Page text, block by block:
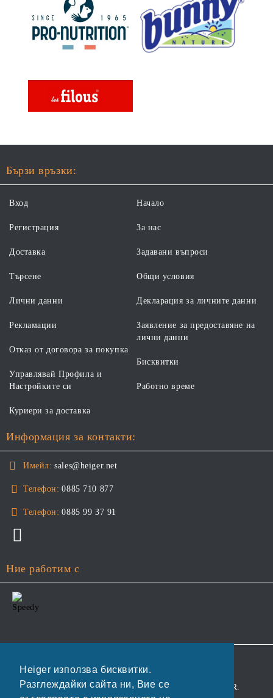
Heiger използва бисквитки.
Разглеждайки сайта ни, Вие се
Бързи връзки:
Вход
Регистрация
Доставка
Търсене
Начало
За нас
Задавани въпроси
Общи условия
Лични данни
Рекламации
Отказ от договора за покупка
Управлявай Профила и
Настройките си
Декларация за личните данни
Заявление за предоставяне на
лични данни
Бисквитки
Работно време
Куриери за доставка
Информация за контакти:
Имейл: sales@heiger.net
Телефон: 0885 710 877
Телефон: 0885 99 37 91
Ние работим с
Нашият онлайн магазин е 100% съобразен с GDPR.